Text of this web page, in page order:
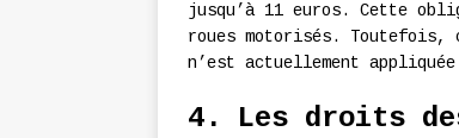
jusqu’à 11 euros. Cette
roues motorisés. Toutefois,
n’est actuellement
4. Les droits